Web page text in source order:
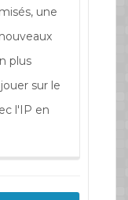
une
plus
sur le
l'IP en